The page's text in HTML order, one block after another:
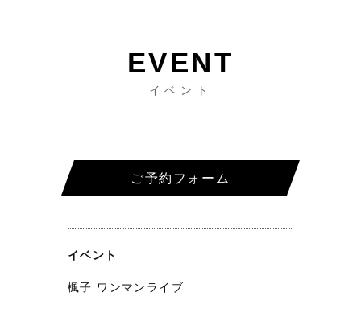
イベント
ご予約フォーム
イベント
楓子 ワンマンライブ